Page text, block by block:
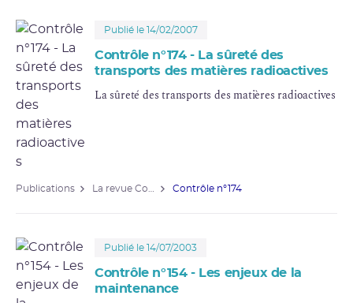
Publié le 14/02/2007
Contrôle n°174 - La sûreté des
transports des matières radioactives
La sûreté des transports desmatières radioactives
Publications Contrôle n°174
Publié le 14/07/2003
Contrôle n°154 - Les enjeux de la
maintenance